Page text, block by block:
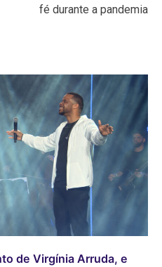
fé durante a pandemia
de Virgínia Arruda, e